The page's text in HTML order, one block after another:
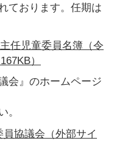
ております。任期は
任児童委員名簿（令
）
会』のホームページ
。
協議会（外部サイ